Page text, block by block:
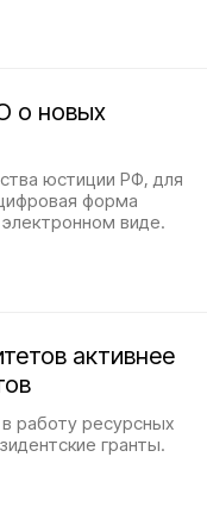
о новых
юстиции РФ, для
форма
виде.
активнее
работу ресурсных
гранты.